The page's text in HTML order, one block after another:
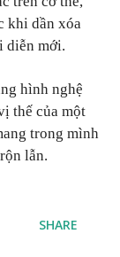
khi dần xóa
diễn mới.
hình nghệ
thế của một
trong mình
lẫn.
SHARE